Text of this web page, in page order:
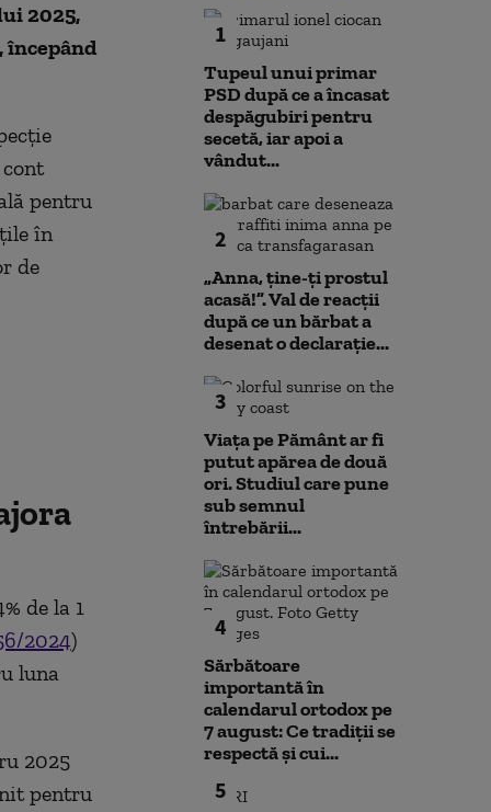
2025,
pentru
în
de
de la 1
2024)
luna
2025
pentru
1
Tupeul unui primar
PSD după ce a încasat
despăgubiri pentru
secetă, iar apoi a
vândut...
2
„Anna, ţine-ţi prostul
acasă!”. Val de reacții
după ce un bărbat a
desenat o declarație...
3
Viața pe Pământ ar fi
putut apărea de două
ori. Studiul care pune
sub semnul
întrebării...
4
Sărbătoare
importantă în
calendarul ortodox pe
7 august: Ce tradiții se
respectă și cui...
5